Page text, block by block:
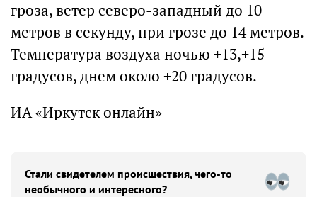
гроза, ветер северо-западный до 10
метров в секунду, при грозе до 14 метров.
Температура воздуха ночью +13,+15
градусов, днем около +20 градусов.
ИА «Иркутск онлайн»
Стали свидетелем происшествия, чего-то
необычного и интересного?